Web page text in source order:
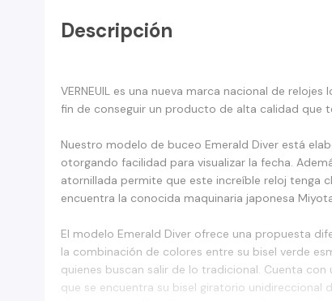
Descripción
VERNEUIL es una nueva marca nacional de
fin de conseguir un producto de alta calidad que
Nuestro modelo de buceo Emerald Diver está
otorgando facilidad para visualizar la fecha.
atornillada permite que este increíble reloj tenga
encuentra la conocida maquinaria japonesa
El modelo Emerald Diver ofrece una propuesta
la combinación de colores entre su bisel verde
quienes buscan salir de lo tradicional. Cuenta
que se encuentra su bisel giratorio unidireccional